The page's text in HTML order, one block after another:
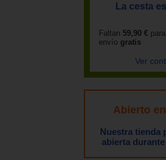
La cesta
Faltan 59,90 €
envío gratis
Ver
Abierto
Nuestra tienda
abierta